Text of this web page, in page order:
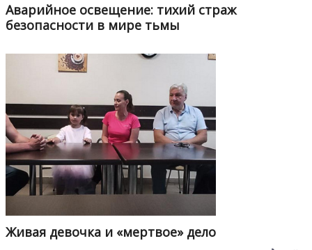
Аварийное освещение: тихий страж
безопасности в мире тьмы
Живая девочка и «мертвое» дело